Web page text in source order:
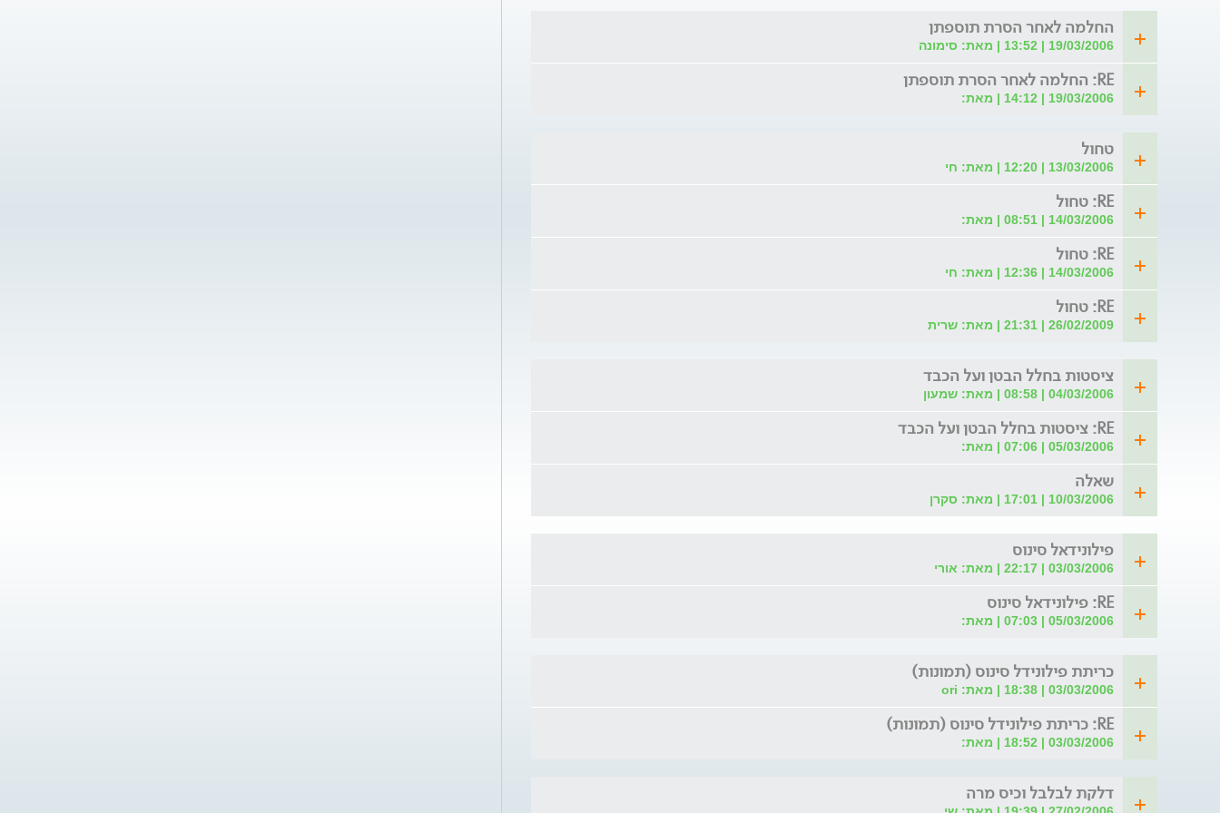
החלמה לאחר הסרת תוספתן
19/03/2006 | 13:52 | מאת: סימונה
RE: החלמה לאחר הסרת תוספתן
19/03/2006 | 14:12 | מאת:
טחול
13/03/2006 | 12:20 | מאת: חי
RE: טחול
14/03/2006 | 08:51 | מאת:
RE: טחול
14/03/2006 | 12:36 | מאת: חי
RE: טחול
26/02/2009 | 21:31 | מאת: שרית
ציסטות בחלל הבטן ועל הכבד
04/03/2006 | 08:58 | מאת: שמעון
RE: ציסטות בחלל הבטן ועל הכבד
05/03/2006 | 07:06 | מאת:
שאלה
10/03/2006 | 17:01 | מאת: סקרן
פילונידאל סינוס
03/03/2006 | 22:17 | מאת: אורי
RE: פילונידאל סינוס
05/03/2006 | 07:03 | מאת:
כריתת פילונידל סינוס (תמונות)
03/03/2006 | 18:38 | מאת: ori
RE: כריתת פילונידל סינוס (תמונות)
03/03/2006 | 18:52 | מאת:
דלקת לבלבל וכיס מרה